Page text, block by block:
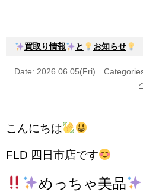
買取り情報 と お知らせ
Date: 2026.06.05(Fri)
こんにちは
FLD 四日市店です
めっちゃ美品